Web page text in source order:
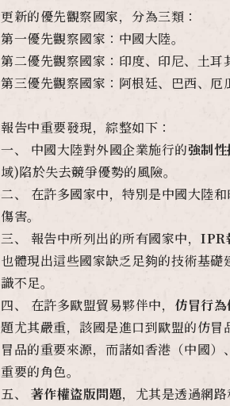
更新的優先觀察國家，分為三類：
第一優先觀察國家：中國大陸。
第二優先觀察國家：印度、印尼、土耳
第三優先觀察國家：阿根廷、巴西、厄
報告中重要發現，綜整如下：
一、 中國大陸對外國企業施行的強制
域)陷於失去競爭優勢的風險。
二、 在許多國家中，特別是中國大陸和
傷害。
三、 報告中所列出的所有國家中， IPR
也體現出這些國家缺乏足夠的技術基
識不足。
四、 在許多歐盟貿易夥伴中， 仿冒行
題尤其嚴重，該國是進口到歐盟的仿
冒品的重要來源，而諸如香港（中國
重要的角色。
五、 著作權盜版問題，尤其是透過網